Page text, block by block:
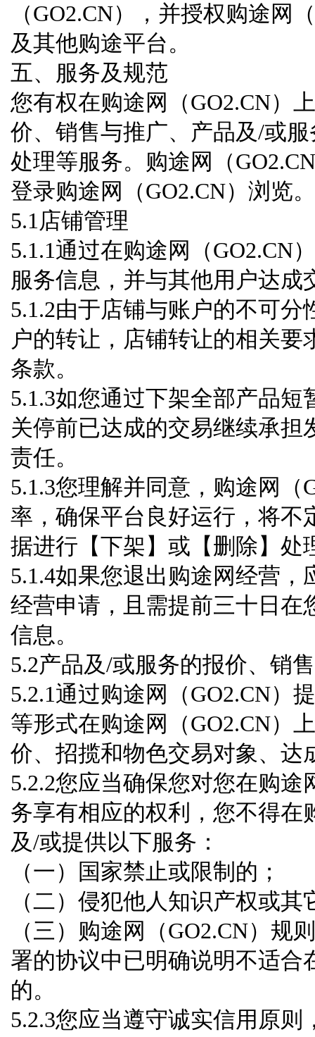
（GO2.CN），并授权购途网
及其他购途平台。
五、服务及规范
您有权在购途网（GO2.CN）
价、销售与推广、产品及/或
处理等服务。购途网（
登录购途网（GO2.CN）浏览。
5.1店铺管理
5.1.1通过在购途网（GO2.CN
服务信息，并与其他用户达成
5.1.2由于店铺与账户的不可
户的转让，店铺转让的相关
条款。
5.1.3如您通过下架全部产品
关停前已达成的交易继续承
责任。
5.1.3您理解并同意，购途网
率，确保平台良好运行，将不
据进行【下架】或【删除】处
5.1.4如果您退出购途网经营
经营申请，且需提前三十日在
信息。
5.2产品及/或服务的报价、销
5.2.1通过购途网（GO2.CN）
等形式在购途网（GO2.CN）
价、招揽和物色交易对象、达
5.2.2您应当确保您对您在购
务享有相应的权利，您不得在
及/或提供以下服务：
（一）国家禁止或限制的；
（二）侵犯他人知识产权或
（三）购途网（GO2.CN）规
署的协议中已明确说明不适合
的。
5.2.3您应当遵守诚实信用原